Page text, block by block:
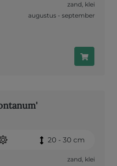
zand, klei
augustus - september
20 - 30 cm
zand, klei